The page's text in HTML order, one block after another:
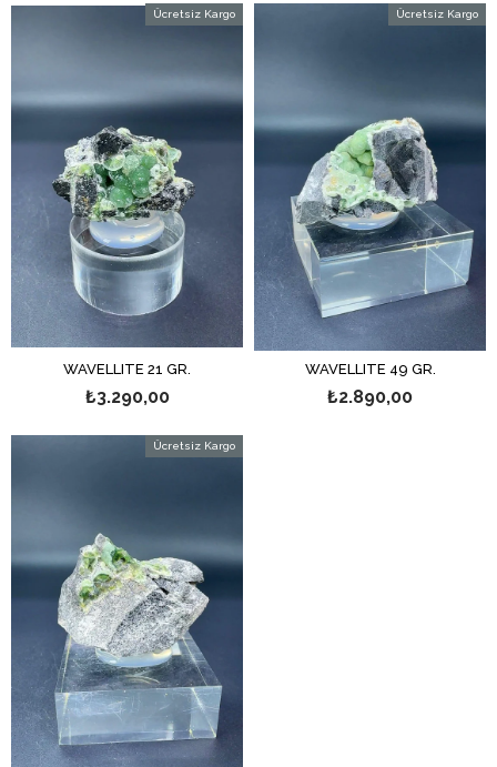
WAVELLITE 21 GR.
₺3.290,00
Ücretsiz Kargo
WAVELLITE 49 GR.
₺2.890,00
Ücretsiz Kargo
Ücretsiz Kargo